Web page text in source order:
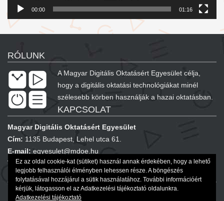
00:00 01:16
RÓLUNK
A Magyar Digitális Oktatásért Egyesület célja,
hogy a digitális oktatási technológiákat minél
szélesebb körben használják a hazai oktatásban.
KAPCSOLAT
Magyar Digitális Oktatásért Egyesület
Cím: 1135 Budapest, Lehel utca 61.
E-mail: egyesulet@mdoe.hu
Telefon:+36 20 577 8420
KÖVESSEN MINKET!
Ez az oldal cookie-kat (sütiket) használ annak érdekében, hogy a lehető
legjobb felhasználói élményben lehessen része. A böngészés
folytatásával hozzájárul a sütik használatához. További információért
kérjük, látogasson el az Adatkezelési tájékoztató oldalunkra.
Adatkezelési tájékoztató